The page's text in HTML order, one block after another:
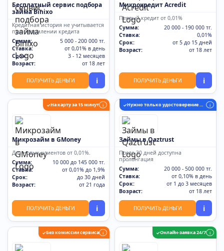
Бесплатный сервис подбора
займа Binixo
Кредитная история не учитывается
при оформлении кредита
Сумма:
5 000 - 200 000 тг.
Ставка:
от 0,01% в день
Срок:
3 - 12 месяцев
Возраст:
от 18 лет
ПОЛУЧИТЬ ДЕНЬГИ i
Микрокредит Acredit
Первый кредит от 0,01%
Сумма:
20 000 - 190 000 тг.
Ставка:
0,01%
Срок:
от 5 до 15 дней
Возраст:
от 18 лет
ПОЛУЧИТЬ ДЕНЬГИ i
✓На карту за 15 минут i
Микрозайм в GMoney
Для новых клиентов от 0,01%.
Сумма:
10 000 до 145 000 тг.
Ставка:
от 0,01% до 1,9%
Срок:
до 30 дней
Возраст:
от 21 года
ПОЛУЧИТЬ ДЕНЬГИ i
✓ Нужно только удостоверение личности i
Займы в Qaztrust
После 30 дней доступна
пролонгация
Сумма:
20 000 - 500 000 тг.
Ставка:
от 0,10% в день
Срок:
от 1 до 3 месяцев
Возраст:
от 18 лет
ПОЛУЧИТЬ ДЕНЬГИ i
✓Без комиссии сервиса i ✓Онлайн-заявка 24/7 i